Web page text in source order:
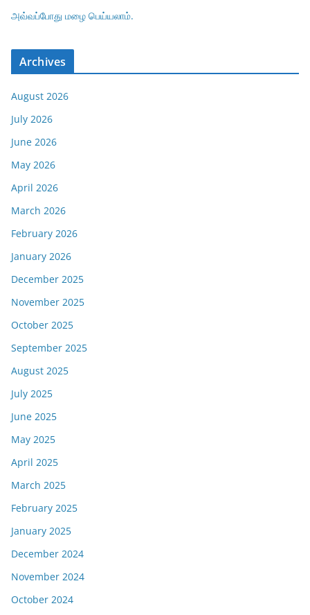
அவ்வப்போது மழை பெய்யலாம்.
Archives
August 2026
July 2026
June 2026
May 2026
April 2026
March 2026
February 2026
January 2026
December 2025
November 2025
October 2025
September 2025
August 2025
July 2025
June 2025
May 2025
April 2025
March 2025
February 2025
January 2025
December 2024
November 2024
October 2024